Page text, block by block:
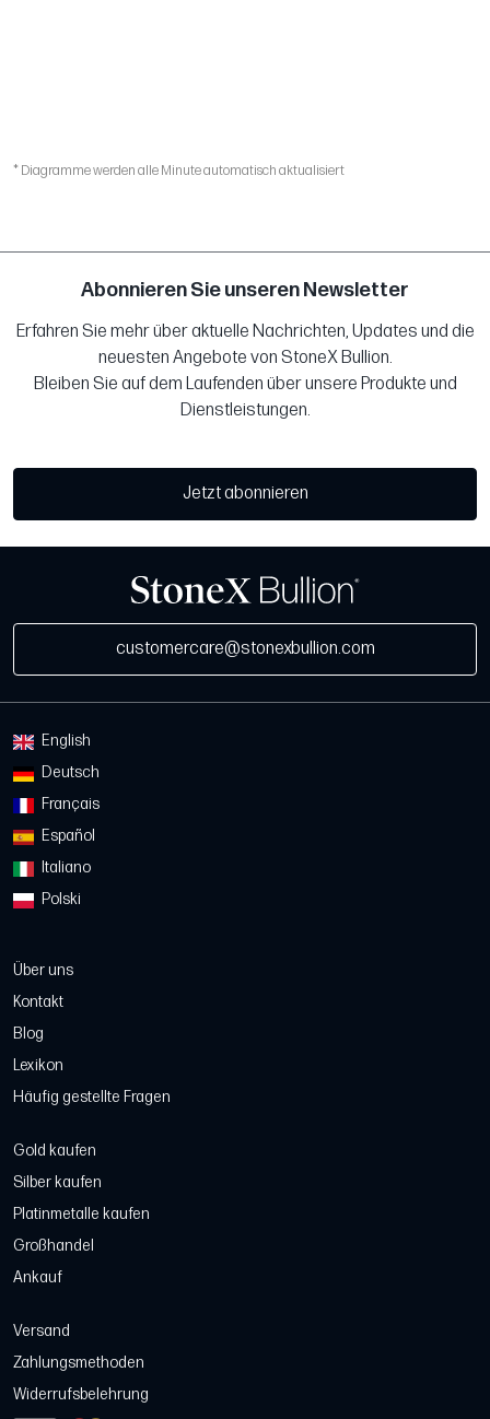
* Diagramme werden alle Minute automatisch aktualisiert
Abonnieren Sie unseren Newsletter
Erfahren Sie mehr über aktuelle Nachrichten, Updates und die
neuesten Angebote von StoneX Bullion.
Bleiben Sie auf dem Laufenden über unsere Produkte und
Dienstleistungen.
Jetzt abonnieren
customercare@stonexbullion.com
English
Deutsch
Français
Español
Italiano
Polski
Über uns
Kontakt
Blog
Lexikon
Häufig gestellte Fragen
Gold kaufen
Silber kaufen
Platinmetalle kaufen
Großhandel
Ankauf
Versand
Zahlungsmethoden
Widerrufsbelehrung